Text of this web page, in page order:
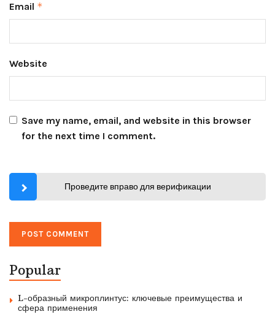
Email *
Website
Save my name, email, and website in this browser
for the next time I comment.
Проведите вправо для верификации
Popular
L-образный микроплинтус: ключевые преимущества и
сфера применения